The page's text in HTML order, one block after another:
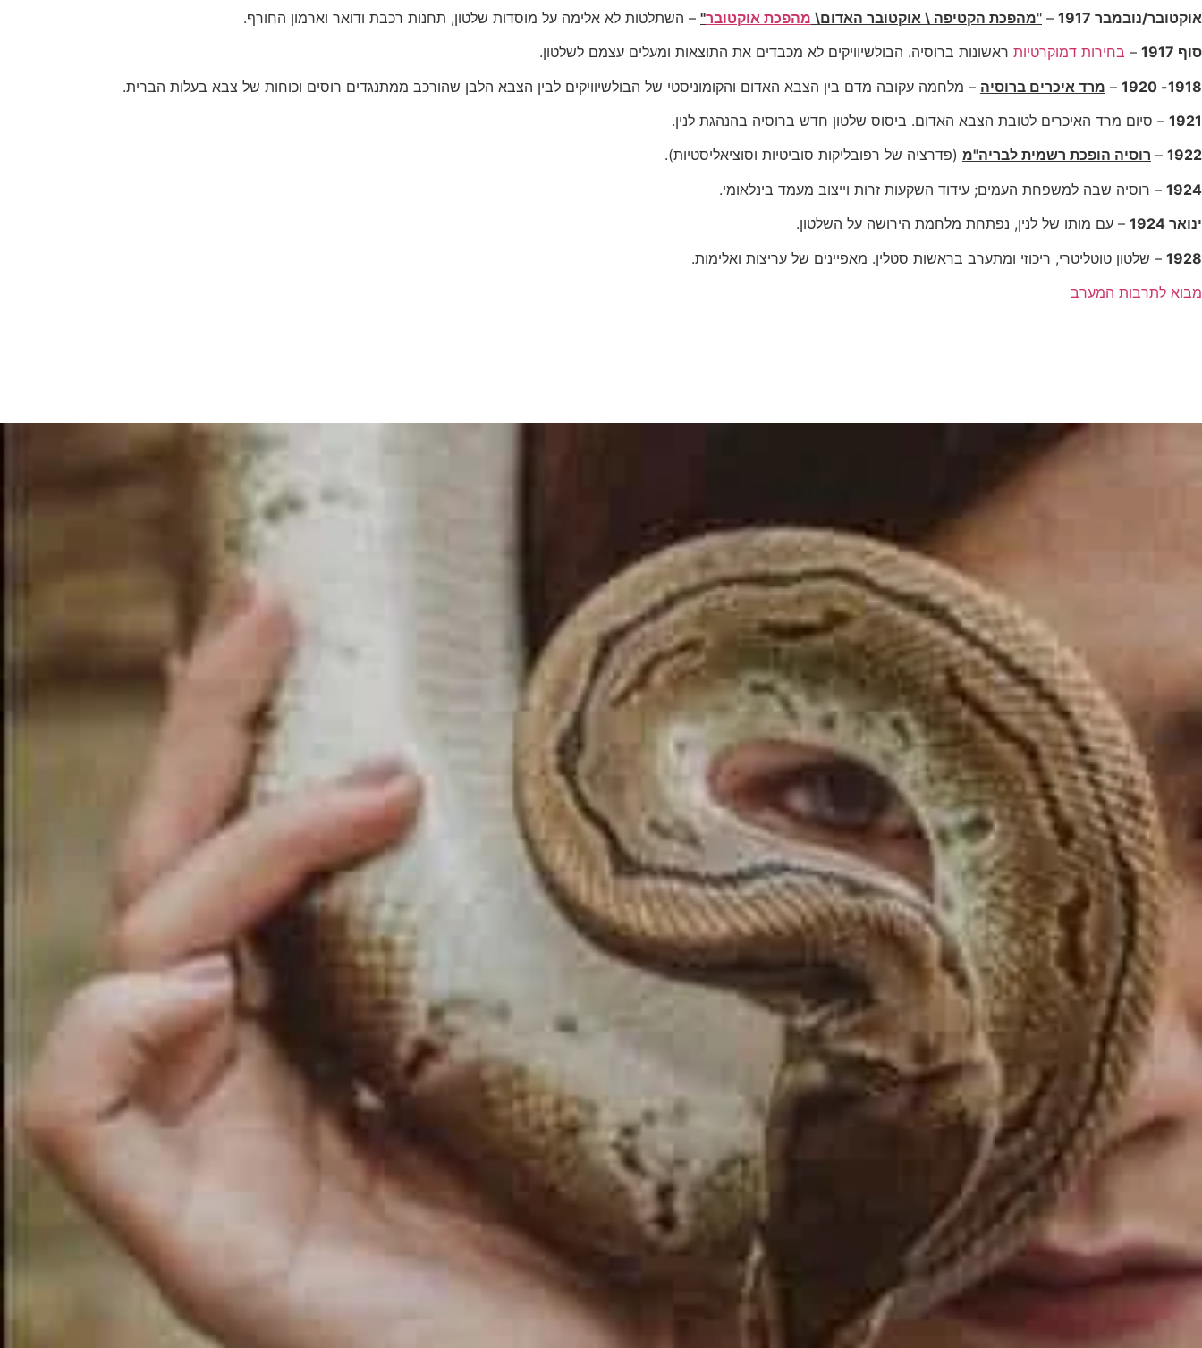
אוקטובר/נובמבר 1917
–
"מהפכת הקטיפה \ אוקטובר האדום\ מהפכת אוקטובר" – השתלטות לא אלימה על מוסדות שלטון, תחנות רכבת ודואר וארמון החורף.
סוף 1917
– בחירות דמוקרטיות ראשונות ברוסיה. הבולשיוויקים לא מכבדים את התוצאות ומעלים עצמם לשלטון.
1918- 1920
– מרד איכרים ברוסיה – מלחמה עקובה מדם בין הצבא האדום והקומוניסטי של הבולשיוויקים לבין הצבא הלבן שהורכב ממתנגדים רוסים וכוחות של צבא בעלות הברית.
1921 – סיום מרד האיכרים לטובת הצבא האדום. ביסוס שלטון חדש ברוסיה בהנהגת לנין.
1922
– רוסיה הופכת רשמית לבריה"מ (פדרציה של רפובליקות סוביטיות וסוציאליסטיות).
1924 – רוסיה שבה למשפחת העמים; עידוד השקעות זרות וייצוב מעמד בינלאומי.
ינואר 1924
– עם מותו של לנין, נפתחת מלחמת הירושה על השלטון.
1928 – שלטון טוטליטרי, ריכוזי ומתערב בראשות סטלין. מאפיינים של עריצות ואלימות.
מבוא לתרבות המערב